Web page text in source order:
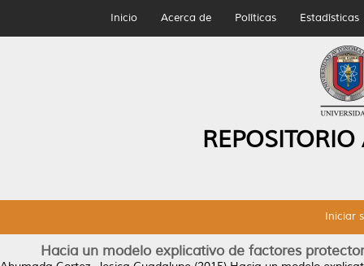
Inicio Acerca de Políticas Estadísticas
Iniciar
Hacia un modelo explicativo de factores